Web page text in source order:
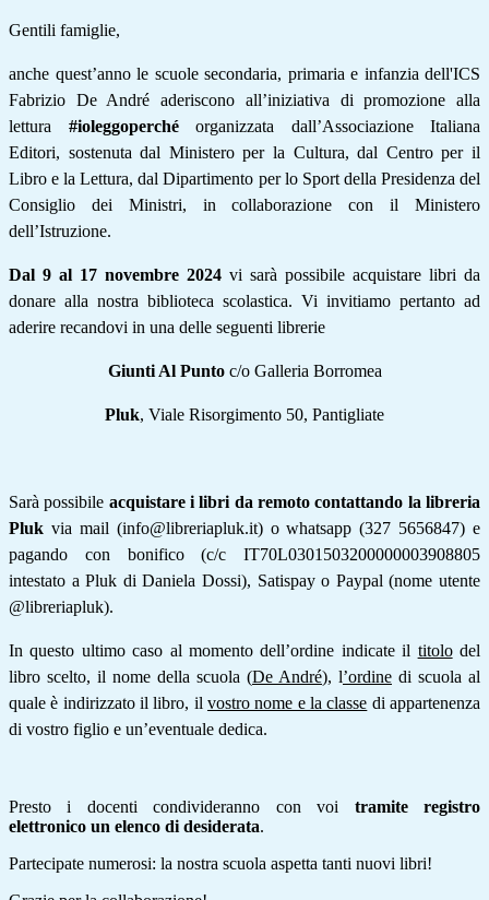
Gentili famiglie,
anche quest’anno le scuole secondaria, primaria e infanzia dell'ICS
Fabrizio De André aderiscono all’iniziativa di promozione alla
lettura #ioleggoperchéorganizzata dall’Associazione Italiana
Editori, sostenuta dal Ministeroper la Cultura, dal Centro per il
Libro e la Lettura, dal Dipartimento per lo Sport della Presidenza del
Consiglio dei Ministri, in collaborazione con il Ministero
dell’Istruzione.
Dal 9 al 17 novembre 2024 vi sarà possibile acquistare libri da
donare alla nostra biblioteca scolastica. Vi invitiamo pertanto ad
aderire recandovi in una delle seguenti librerie
Giunti Al Puntoc/o Galleria Borromea
Pluk, Viale Risorgimento 50, Pantigliate
Sarà possibile acquistare i libri da remoto contattando la libreria
Pluk via mail (info@libreriapluk.it) o whatsapp (327 5656847) e
pagando con bonifico (c/c IT70L0301503200000003908805
intestato a Pluk di Daniela Dossi), Satispay o Paypal (nome utente
@libreriapluk).
In questo ultimo caso al momento dell’ordine indicate il titolodel
libro scelto, il nome della scuola (De André), l’ordine di scuola al
quale è indirizzato il libro, il vostro nome e la classe di appartenenza
di vostro figlio e un’eventuale dedica.
Presto i docenti condivideranno con voi tramite registro
elettronico un elenco di desiderata.
Partecipate numerosi: la nostra scuola aspetta tanti nuovi libri!